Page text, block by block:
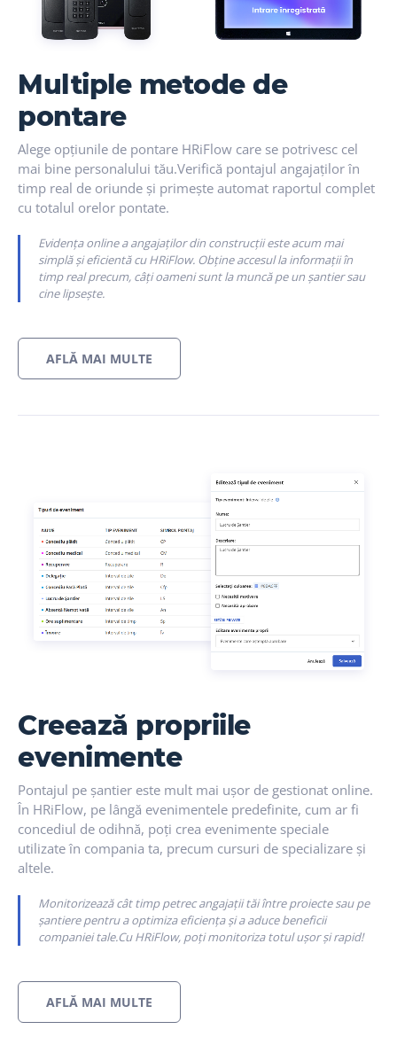
Multiple metode de
pontare
Alege opțiunile de pontare HRiFlow care se potrivesc cel
mai bine personalului tău.Verifică pontajul angajaților în
timp real de oriunde și primește automat raportul complet
cu totalul orelor pontate.
Evidența online a angajaților din construcții este acum mai
simplă și eficientă cu HRiFlow. Obține accesul la informații în
timp real precum, câți oameni sunt la muncă pe un șantier sau
cine lipsește.
AFLĂ MAI MULTE
Creează propriile
evenimente
Pontajul pe șantier este mult mai ușor de gestionat online.
În HRiFlow, pe lângă evenimentele predefinite, cum ar fi
concediul de odihnă, poți crea evenimente speciale
utilizate în compania ta, precum cursuri de specializare și
altele.
Monitorizează cât timp petrec angajații tăi între proiecte sau pe
șantiere pentru a optimiza eficiența și a aduce beneficii
companiei tale.Cu HRiFlow, poți monitoriza totul ușor și rapid!
AFLĂ MAI MULTE